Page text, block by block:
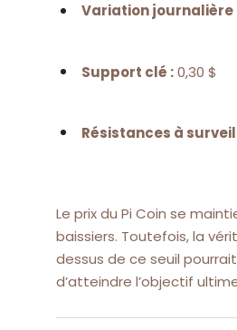
Variation journalière
Support clé :0,30 $
Résistances à
Le prix du Pi Coin se
baissiers. Toutefois, la
dessus de ce seuil
d’atteindre l’objectif